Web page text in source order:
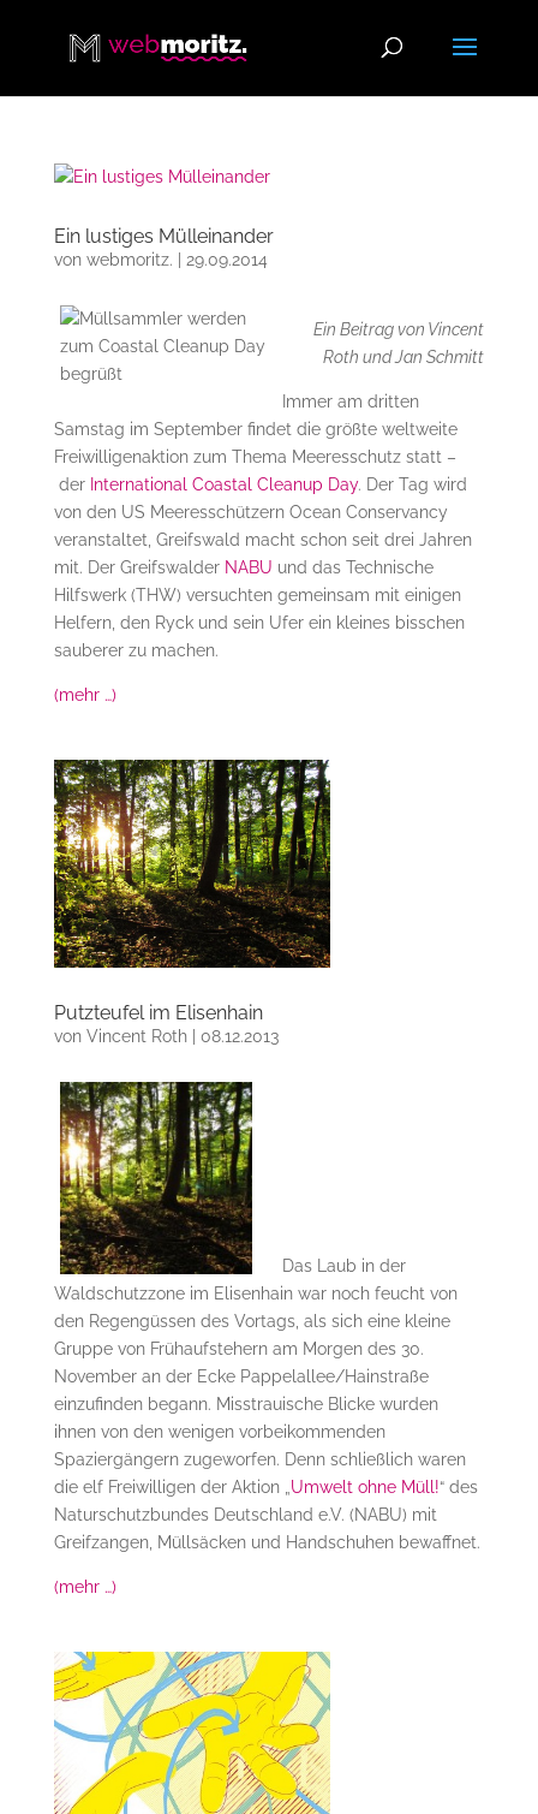
Ein lustiges Mülleinander
von webmoritz. 29.09.2014
Ein Beitrag von Vincent
Roth und Jan Schmitt
Immer am dritten
Samstag im September findet die größte weltweite
Freiwilligenaktion zum Thema Meeresschutz statt –
derInternational Coastal Cleanup Day. Der Tag wird
von den US Meeresschützern Ocean Conservancy
veranstaltet, Greifswald macht schon seit drei Jahren
mit. Der Greifswalder NABU und das Technische
Hilfswerk (THW) versuchten gemeinsam mit einigen
Helfern, den Ryck und sein Ufer ein kleines bisschen
sauberer zu machen.
(mehr …)
Putzteufel im Elisenhain
von Vincent Roth| 08.12.2013
Das Laub in der
Waldschutzzone im Elisenhain war noch feucht von
den Regengüssen des Vortags, als sich eine kleine
Gruppe von Frühaufstehern am Morgen des 30.
November an der Ecke Pappelallee/Hainstraße
einzufinden begann. Misstrauische Blicke wurden
ihnen von den wenigen vorbeikommenden
Spaziergängern zugeworfen. Denn schließlich waren
die elf Freiwilligen der Aktion „ Umwelt ohne Müll!“ des
Naturschutzbundes Deutschland e.V. (NABU) mit
Greifzangen, Müllsäcken und Handschuhen bewaffnet.
(mehr …)